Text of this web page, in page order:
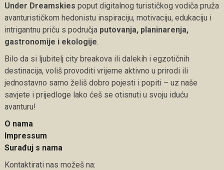
Under Dreamskies poput digitalnog turističkog vodiča pruža
avanturističkom hedonistu inspiraciju, motivaciju, edukaciju i
intrigantnu priču s područja putovanja, planinarenja,
gastronomije i ekologije
Bilo da si ljubitelj city breakova ili dalekih i egzotičnih
destinacija, voliš provoditi vrijeme aktivno u prirodi ili
jednostavno samo želiš dobro pojesti i popiti – uz naše
savjete i prijedloge lako ćeš se otisnuti u svoju iduću
avanturu!
O nama
Impressum
Surađuj s nama
Kontaktirati nas možeš na: